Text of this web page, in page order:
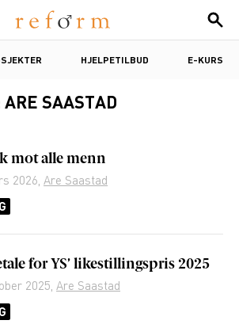
HJELPETILBUD E-KURS
ARE SAASTAD
mot alle menn
2026, Are Saastad
for YS’ likestillingspris 2025
2025, Are Saastad